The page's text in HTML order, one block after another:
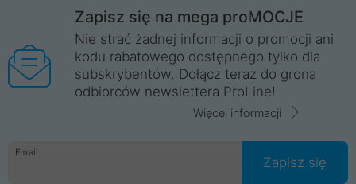
Zapisz się na mega proMOCJE
Nie strać żadnej informacji o promocji ani
kodu rabatowego dostępnego tylko dla
subskrybentów. Dołącz teraz do grona
odbiorców newslettera ProLine!
Więcej informacji
Email
Zapisz się